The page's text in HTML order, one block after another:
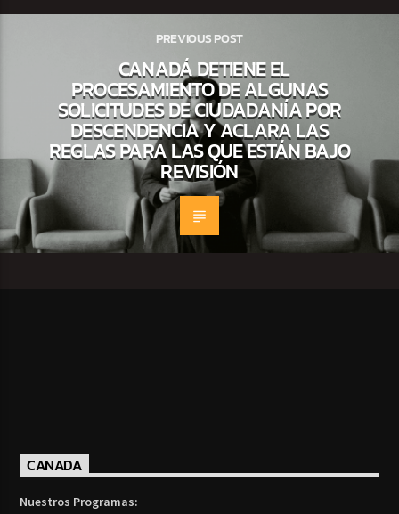
PREVIOUS POST
CANADÁ DETIENE EL
PROCESAMIENTO DE ALGUNAS
SOLICITUDES DE CIUDADANÍA POR
DESCENDENCIA Y ACLARA LAS
REGLAS PARA LAS QUE ESTÁN BAJO
REVISIÓN
CANADA
Nuestros Programas: